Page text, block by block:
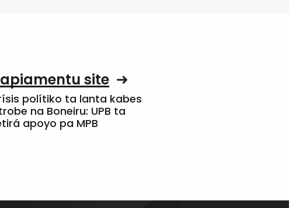
site
polítiko ta lanta kabes
na Boneiru: UPB ta
apoyo pa MPB